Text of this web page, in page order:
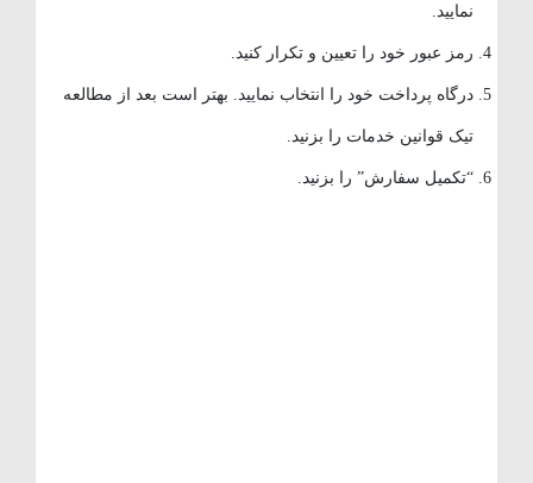
نمایید.
رمز عبور خود را تعیین و تکرار کنید.
درگاه پرداخت خود را انتخاب نمایید. بهتر است بعد از مطالعه
تیک قوانین خدمات را بزنید.
“تکمیل سفارش” را بزنید.